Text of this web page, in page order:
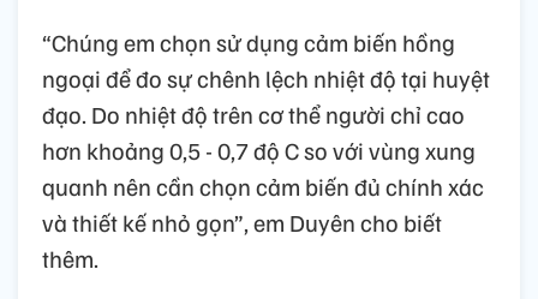
“Chúng em chọn sử dụng cảm biến hồng
ngoại để đo sự chênh lệch nhiệt độ tại huyệt
đạo. Do nhiệt độ trên cơ thể người chỉ cao
hơn khoảng 0,5 - 0,7 độ C so với vùng xung
quanh nên cần chọn cảm biến đủ chính xác
và thiết kế nhỏ gọn”, em Duyên cho biết
thêm.